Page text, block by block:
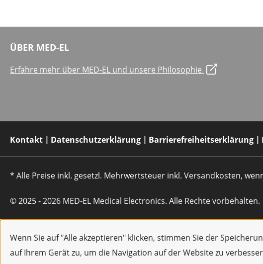
Wenn Sie auf "Alle akzeptieren" klicken, stimmen Sie der
auf Ihrem Gerät zu, um die Navigation auf der Website zu
ÜBER MED-EL
Erfahre mehr über MED-EL und unsere Philosophie
Kontakt Datenschutzerklärung Barrierefreiheitserklärung
* Alle Preise inkl. gesetzl. Mehrwertsteuer inkl. Versandkosten,
© 2025 - 2026 MED-EL Medical Electronics. Alle Rechte vorbehalten.